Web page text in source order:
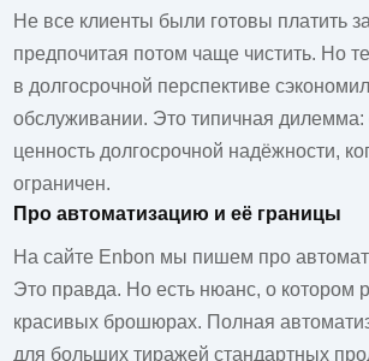
Не все клиенты были готовы платить за
предпочитая потом чаще чистить. Но
в долгосрочной перспективе
обслуживании. Это типичная дилемма:
ценность долгосрочной надёжности,
ограничен.
Про автоматизацию и её границы
На сайте Enbon мы пишем про
Это правда. Но есть нюанс, о котором
красивых брошюрах. Полная
для больших тиражей стандартных